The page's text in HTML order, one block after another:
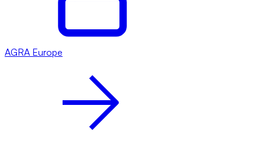
AGRA Europe